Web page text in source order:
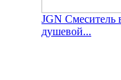
JGN Смеситель
душевой...